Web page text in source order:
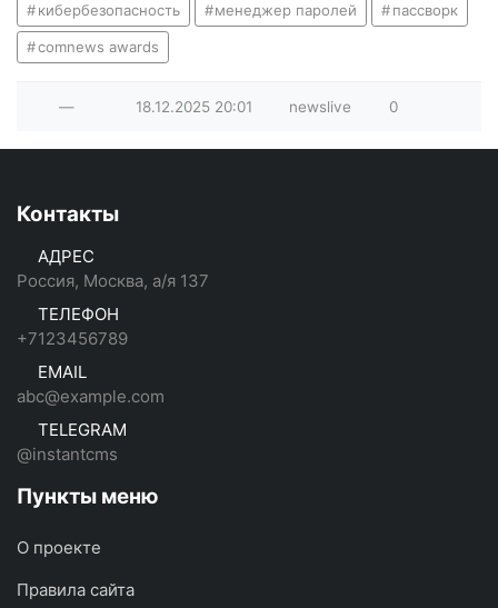
кибербезопасность менеджер паролей пассворк
comnews awards
— 18.12.2025 20:01 newslive 0
Контакты
АДРЕС
Россия, Москва, а/я 137
ТЕЛЕФОН
+7123456789
EMAIL
abc@example.com
TELEGRAM
@instantcms
Пункты меню
О проекте
Правила сайта